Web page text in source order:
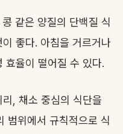
같은 양질의 단백질 식
좋다. 아침을 거르거나
효율이 떨어질 수 있다.
, 채소 중심의 식단을
위에서 규칙적으로 식